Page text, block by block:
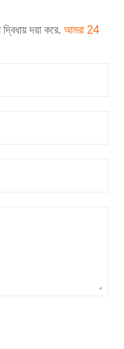
দ্বিধায় দয়া করে.আমরা 24